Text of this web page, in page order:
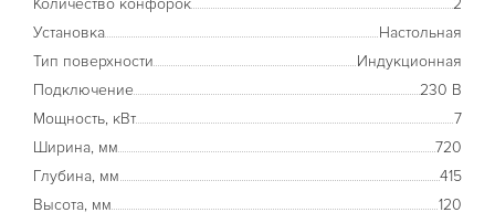
Количество конфорок
2
Установка
Настольная
Тип поверхности
Индукционная
Подключение
230 В
Мощность, кВт
7
Ширина, мм
720
Глубина, мм
415
Высота, мм
120